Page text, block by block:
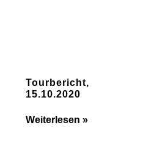
Tourbericht,
15.10.2020
Weiterlesen »